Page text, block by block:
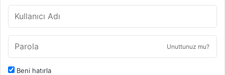
Unuttunuz mu?
Beni hatırla